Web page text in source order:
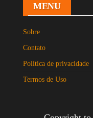
MENU
Sobre
Contato
Política de privacidade
Termos de Uso